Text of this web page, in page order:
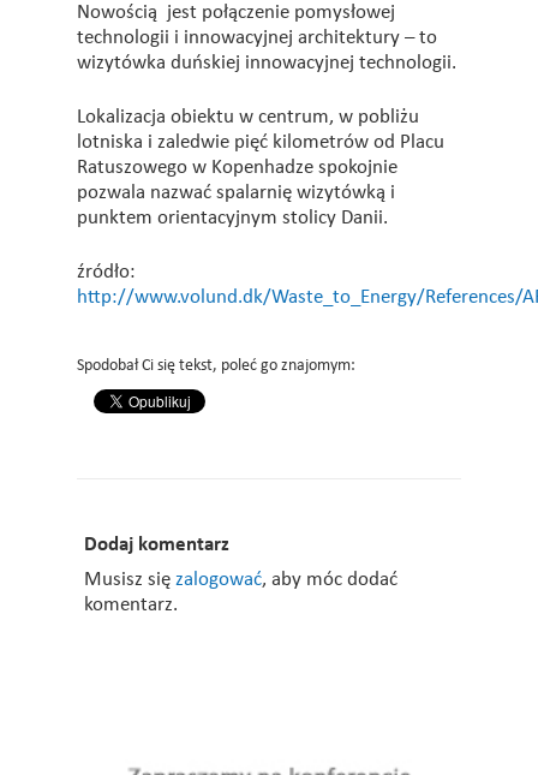
Nowością jest połączenie pomysłowej
technologii i innowacyjnej architektury – to
wizytówka duńskiej innowacyjnej technologii.
Lokalizacja obiektu w centrum, w pobliżu
lotniska i zaledwie pięć kilometrów od Placu
Ratuszowego w Kopenhadze spokojnie
pozwala nazwać spalarnię wizytówką i
punktem orientacyjnym stolicy Danii.
źródło:
http://www.volund.dk/Waste_to_Energy/References/
Spodobał Ci się tekst, poleć go znajomym:
Dodaj komentarz
Musisz się zalogować, aby móc dodać
komentarz.